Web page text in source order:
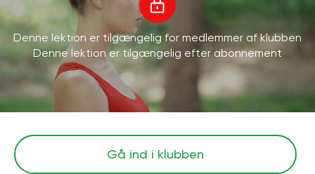
Denne lektion er tilgængelig for medlemmer af klubben
Denne lektion er tilgængelig efter abonnement
Gå ind i klubben